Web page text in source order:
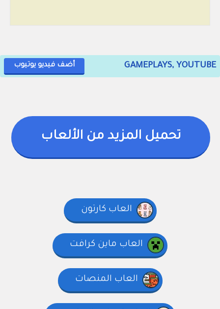
GAMEPLAYS, YOUTUBE أضف فيديو يوتيوب
تحميل المزيد من الألعاب
العاب كارتون
العاب ماين كرافت
العاب المنصات